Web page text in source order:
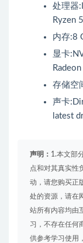
处理器
Ryzen
内存:8
显卡
存储空
声卡
latest
声明： 1.本文部
点和对其真实性
动，请您购买正
处的资源，请在
站所有内容均由
习，不存在任何
供参考学习使用